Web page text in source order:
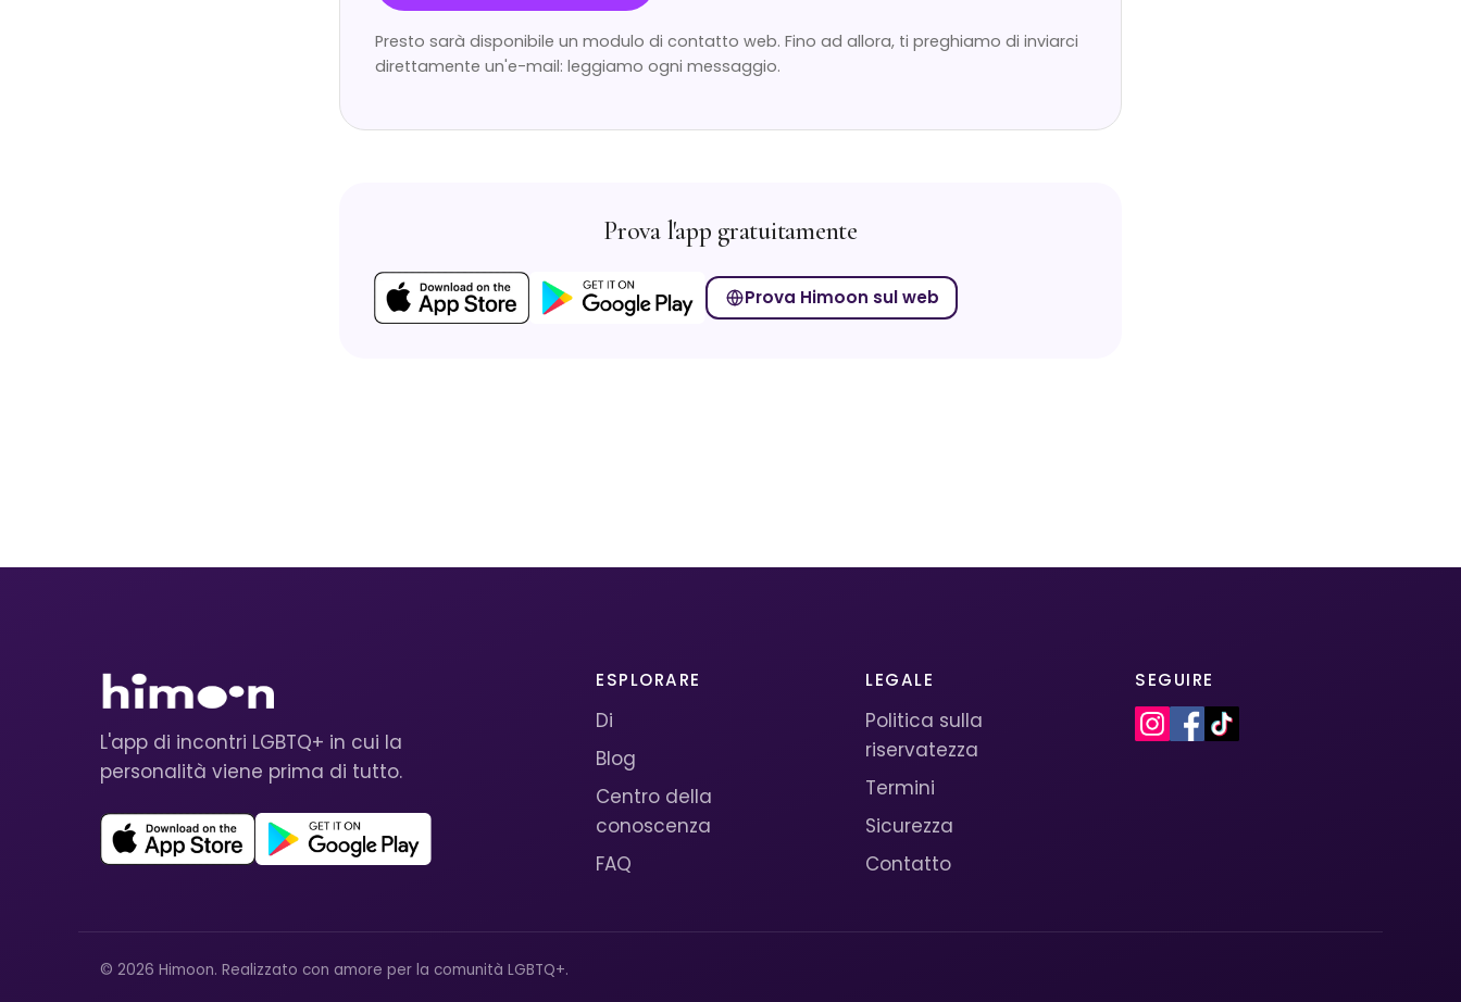
Presto sarà disponibile un modulo di contatto web. Fino ad allora, ti preghiamo di inviarci
direttamente un'e-mail: leggiamo ogni messaggio.
Prova l'app gratuitamente
Prova Himoon sul web
L'app di incontri LGBTQ+ in cui la
personalità viene prima di tutto.
ESPLORARE
Di
Blog
Centro della
conoscenza
FAQ
LEGALE
Politica sulla
riservatezza
Termini
Sicurezza
Contatto
SEGUIRE
© 2026 Himoon. Realizzato con amore per la comunità LGBTQ+.